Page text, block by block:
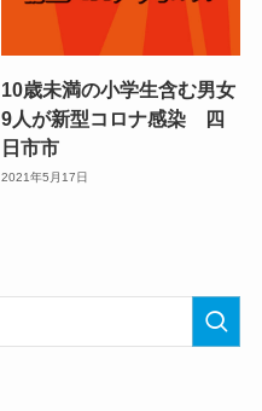
10歳未満の小学生含む男女
9人が新型コロナ感染 四
日市市
2021年5月17日